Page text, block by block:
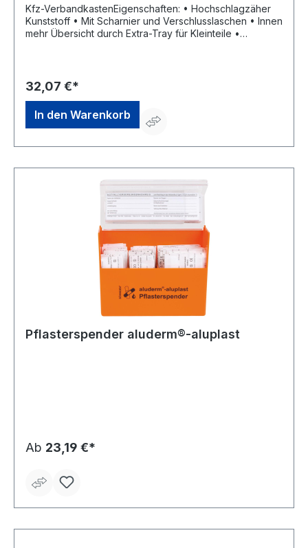
Kfz-VerbandkastenEigenschaften: • Hochschlagzäher
Kunststoff • Mit Scharnier und Verschlusslaschen • Innen
mehr Übersicht durch Extra-Tray für Kleinteile •
DE, +4961288730, info@soehngen.com
32,07 €*
In den Warenkorb
Pflasterspender aluderm®-aluplast
Ab 23,19 €*